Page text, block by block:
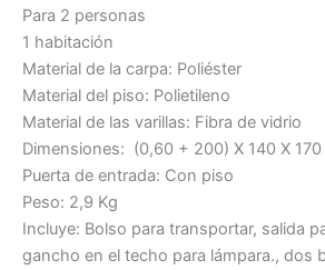
Para 2 personas
1 habitación
Material de la carpa: Poliéster
Material del piso: Polietileno
Material de las varillas: Fibra de vidrio
Dimensiones: (0,60 + 200) X 140 X 170
Puerta de entrada: Con piso
Peso: 2,9 Kg
Incluye: Bolso para transportar, salida
gancho en el techo para lámpara., dos